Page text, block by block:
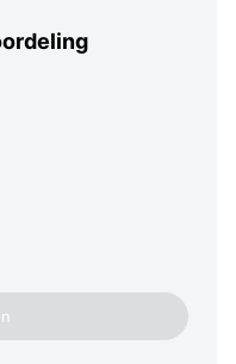
een beoordeling